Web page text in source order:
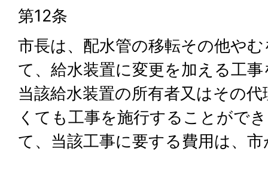
第12条
市長は、配水管の移転その他や
て、給水装置に変更を加える工
当該給水装置の所有者又はその
くても工事を施行することがで
て、当該工事に要する費用は、